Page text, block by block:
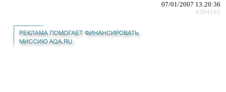
07/01/2007 13:20:36
#394165